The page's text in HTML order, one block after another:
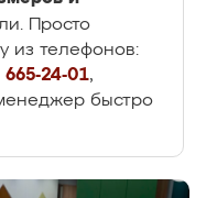
Просто
из телефонов:
665-24-01,
быстро